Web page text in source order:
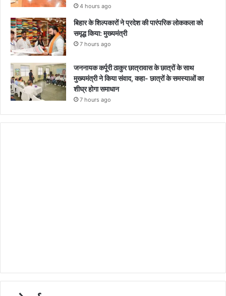
4 hours ago
बिहार के शिल्पकारों ने प्रदेश की पारंपरिक लोककला को
समृद्ध किया: मुख्यमंत्री
7 hours ago
जननायक कर्पूरी ठाकुर छात्रावास के छात्रों के साथ
मुख्यमंत्री ने किया संवाद, कहा- छात्रों के समस्याओं का
शीघ्र होगा समाधान
7 hours ago